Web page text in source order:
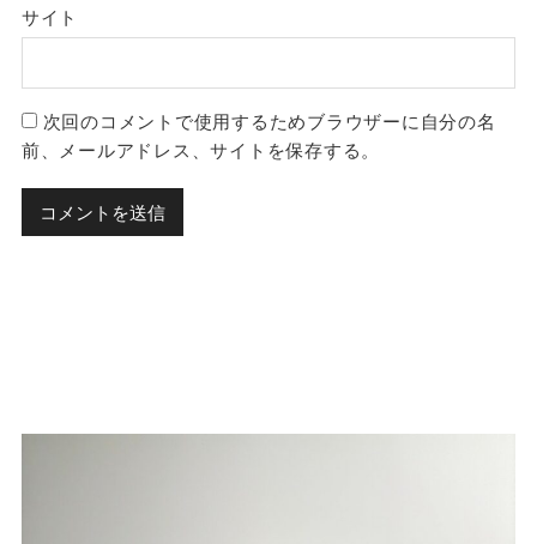
サイト
次回のコメントで使用するためブラウザーに自分の名
前、メールアドレス、サイトを保存する。